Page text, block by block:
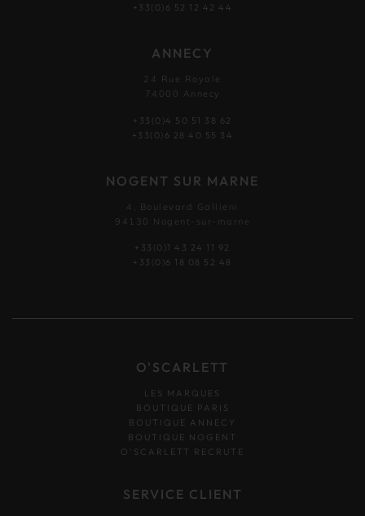
+33(0)6 52 12 42 44
ANNECY
24 Rue Royale
74000 Annecy
+33(0)4 50 51 38 62
+33(0)6 28 40 55 34
NOGENT SUR MARNE
4, Boulevard Gallieni
94130 Nogent-sur-marne
+33(0)1 43 24 11 92
+33(0)6 18 08 52 48
O'SCARLETT
LES MARQUES
BOUTIQUE PARIS
BOUTIQUE ANNECY
BOUTIQUE NOGENT
O’SCARLETT RECRUTE
SERVICE CLIENT